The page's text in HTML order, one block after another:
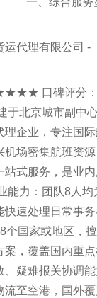
运代理有限公司 -
口碑评分：
于北京城市副中
企业，专注国际
机场密集航班资
站式服务，是业内
能力：团队8人
快速处理日常事
个国家或地区，
案，覆盖国内重
、疑难报关协调
流至空港，国外